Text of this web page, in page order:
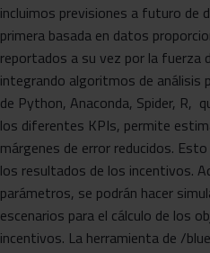
incluimos previsiones a futuro de
primera basada en datos
reportados a su vez por la fuerza
integrando algoritmos de análisis
de Python, Anaconda, Spider, R,
los diferentes KPIs, permite
márgenes de error reducidos.
los resultados de los incentivos.
parámetros, se podrán hacer
escenarios para el cálculo de los
incentivos. La herramienta de /